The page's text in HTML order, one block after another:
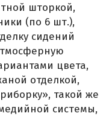
шторкой,
(по 6 шт.),
сидений
цвета,
отделкой,
такой же
системы,